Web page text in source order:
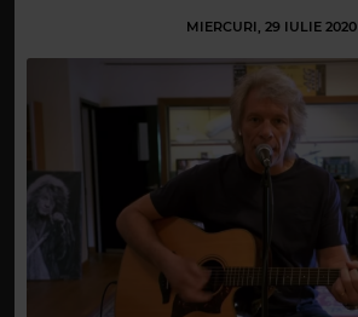
MIERCURI, 29 IULIE 2020